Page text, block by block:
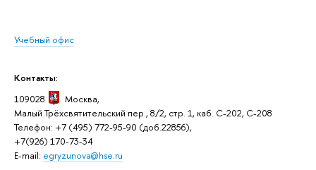
Учебный офис
Контакты:
109028
Москва,
Малый Трёхсвятительский пер., 8/2, стр. 1, каб. C-202, C-208
Телефон: +7 (495) 772-95-90 (доб.22856),
+7(926) 170-73-34
E-mail: egryzunova@hse.ru